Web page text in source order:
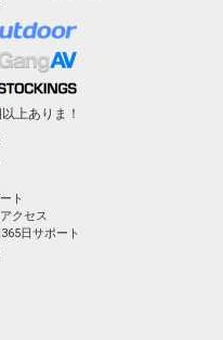
上ありま！
ト
クセス
日サポート